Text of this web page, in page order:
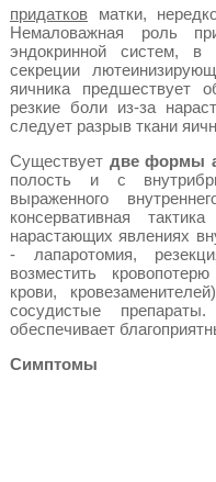
придатков матки,
Немаловажная роль
эндокринной систем, в
секреции
яичника предшествует
резкие боли из-за
следует разрыв ткани
Существует две формы
полость и с
выраженного
консервативная
нарастающих явлениях
- лапаротомия,
возместить
крови,
сосудистые
обеспечивает
Симптомы